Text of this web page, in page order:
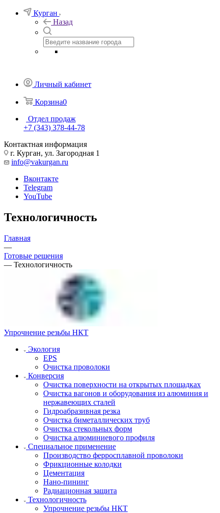
Курган
Назад
Личный кабинет
Корзина0
Отдел продаж
+7 (343) 378-44-78
Контактная информация
г. Курган, ул. Загородная 1
info@vakurgan.ru
Вконтакте
Telegram
YouTube
Технологичность
Главная
—
Готовые решения
— Технологичность
Упрочнение резьбы НКТ
Экология
EPS
Очистка проволоки
Конверсия
Очистка поверхности на открытых площадках
Очистка вагонов и оборудования из алюминия и
нержавеющих сталей
Гидроабразивная резка
Очистка биметаллических труб
Очистка стекольных форм
Очистка алюминиевого профиля
Специальное применение
Производство ферросплавной проволоки
Фрикционные колодки
Цементация
Нано-пининг
Радиационная защита
Технологичность
Упрочнение резьбы НКТ